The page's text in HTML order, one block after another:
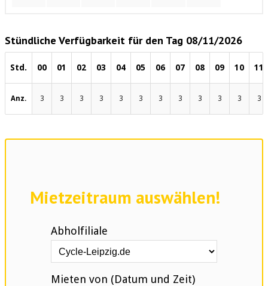
Stündliche Verfügbarkeit für den Tag 08/11/2026
Std. 00 01 02 03 04 05 06 07 08 09 10 11
Anz. 3 3 3 3 3 3 3 3 3 3 3 3
Mietzeitraum auswählen!
Abholfiliale
Mieten von (Datum und Zeit)